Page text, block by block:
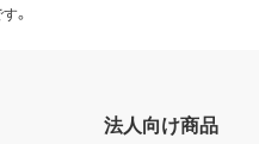
。
法人向け商品